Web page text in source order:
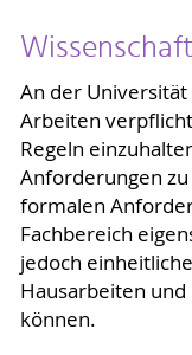
An der Universität
Arbeiten
Regeln
Anforderungen
formalen
Fachbereich
jedoch
Hausarbeiten
können.